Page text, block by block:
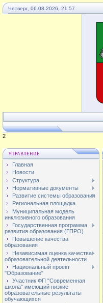
Четверг, 06.08.2026, 21:57
4
УПРАВЛЕНИЕ
Главная
Новости
Структура
Нормативные документы
Развитие системы образования
Региональная площадка
Муниципальная модель
инклюзивного образования
Государственная программа
развития образования (ГПРО)
Повышение качества
образования
Независимая оценка качества
образовательной деятельности
Национальный проект
"Образование"
Участник ФП "Современная
школа" имеющий низкие
образовательные результаты
обучающихся